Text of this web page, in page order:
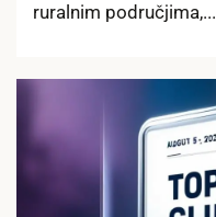
ruralnim područjima,...